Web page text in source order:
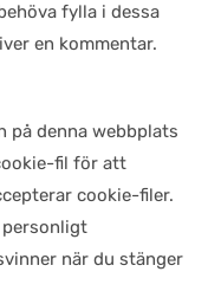
fylla i dessa
en kommentar.
på denna webbplats
fil för att
cookie-filer.
personligt
när du stänger